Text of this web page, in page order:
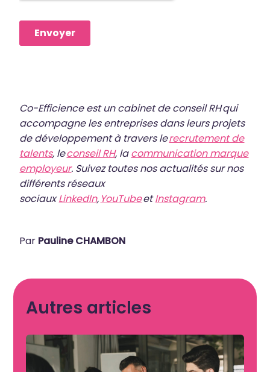
Co-Efficience est un cabinet de conseil RH qui
accompagne les entreprises dans leurs projets
de développement à travers lerecrutement de
talents, leconseil RH, lacommunication marque
employeur. Suivez toutes nos actualités sur nos
différents réseaux
sociauxLinkedIn, YouTubeetInstagram.
Par Pauline CHAMBON
Autres articles